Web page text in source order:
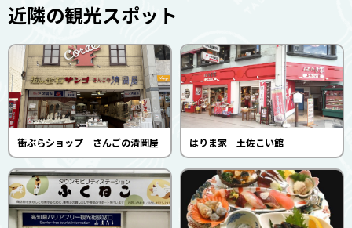
近隣の観光スポット
街ぶらショップ さんごの清岡屋 はりま家 土佐こい館